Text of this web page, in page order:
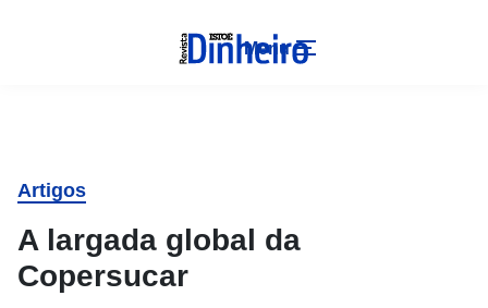
Menu
Artigos
A largada global da
Copersucar